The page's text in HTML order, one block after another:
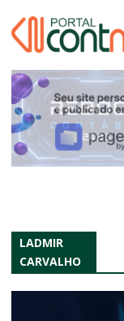
LADMIR
CARVALHO